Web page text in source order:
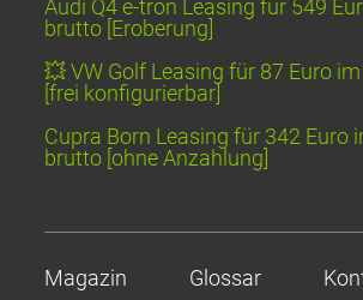
Audi Q4 e-tron Leasing für 549
brutto [Eroberung]
💥 VW Golf Leasing für 87 Euro
[frei konfigurierbar]
Cupra Born Leasing für 342 Euro
brutto [ohne Anzahlung]
Magazin Glossar